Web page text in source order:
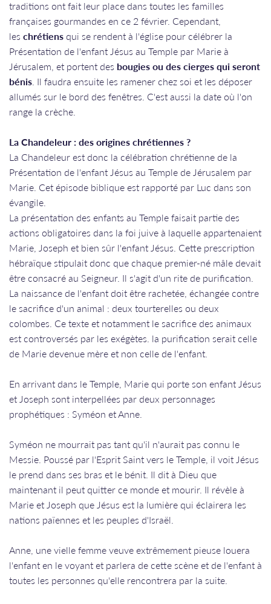
traditions ont fait leur place dans toutes les familles
françaises gourmandes en ce 2 février. Cependant,
les chrétiensqui se rendent à l'église pour célébrer la
Présentation de l'enfant Jésus au Temple par Marie à
Jérusalem, et portent des bougies ou des cierges qui seront
bénis. Il faudra ensuite les ramener chez soi et les déposer
allumés sur le bord des fenêtres. C'est aussi la date où l'on
range la crèche.
La Chandeleur : des origines chrétiennes ?
La Chandeleur est donc la célébration chrétienne de la
Présentation de l'enfant Jésus au Temple de Jérusalem par
Marie. Cet épisode biblique est rapporté par Luc dans son
évangile.
La présentation des enfants au Temple faisait partie des
actions obligatoires dans la foi juive à laquelle appartenaient
Marie, Joseph et bien sûr l'enfant Jésus. Cette prescription
hébraïque stipulait donc que chaque premier-né mâle devait
être consacré au Seigneur. Il s'agit d'un rite de purification.
La naissance de l'enfant doit être rachetée, échangée contre
le sacrifice d'un animal : deux tourterelles ou deux
colombes. Ce texte et notamment le sacrifice des animaux
est controversés par les exégètes. la purification serait celle
de Marie devenue mère et non celle de l'enfant.
En arrivant dans le Temple, Marie qui porte son enfant Jésus
et Joseph sont interpellées par deux personnages
prophétiques : Syméon et Anne.
Syméon ne mourrait pas tant qu'il n'aurait pas connu le
Messie. Poussé par l'Esprit Saint vers le Temple, il voit Jésus
le prend dans ses bras et le bénit. Il dit à Dieu que
maintenant il peut quitter ce monde et mourir. Il révèle à
Marie et Joseph que Jésus est la lumière qui éclairera les
nations païennes et les peuples d'Israël.
Anne, une vielle femme veuve extrêmement pieuse louera
l'enfant en le voyant et parlera de cette scène et de l'enfant à
toutes les personnes qu'elle rencontrera par la suite.